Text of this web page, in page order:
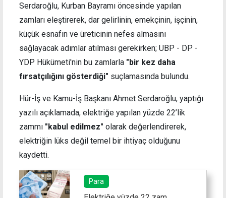
Serdaroğlu, Kurban Bayramı öncesinde yapılan
zamları eleştirerek, dar gelirlinin, emekçinin, işçinin,
küçük esnafın ve üreticinin nefes almasını
sağlayacak adımlar atılması gerekirken; UBP - DP -
YDP Hükümeti'nin bu zamlarla "bir kez daha
fırsatçılığını gösterdiği" suçlamasında bulundu.
Hür-İş ve Kamu-İş Başkanı Ahmet Serdaroğlu, yaptığı
yazılı açıklamada, elektriğe yapılan yüzde 22’lik
zammı "kabul edilmez" olarak değerlendirerek,
elektriğin lüks değil temel bir ihtiyaç olduğunu
kaydetti.
Para